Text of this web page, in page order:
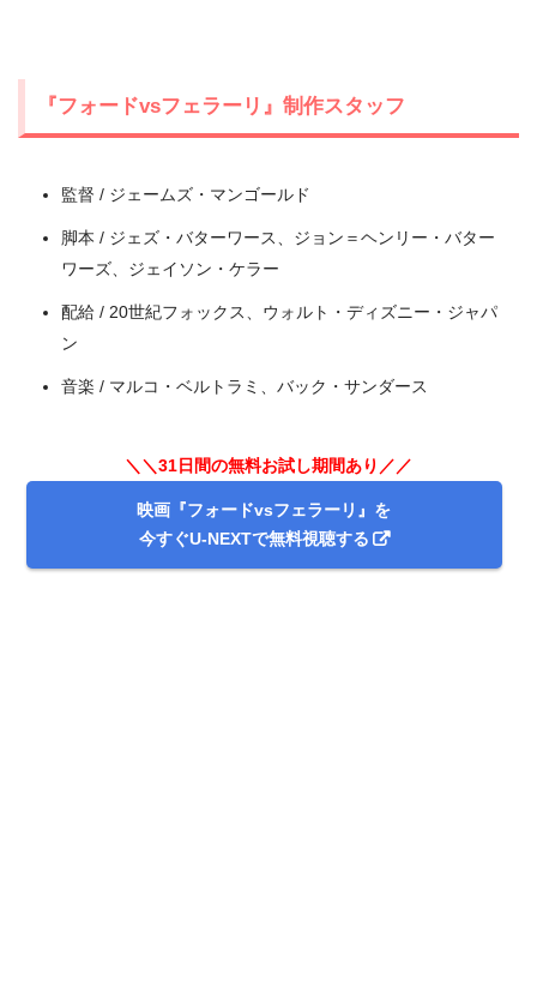
出典:U-NEXT
『フォードvsフェラーリ』制作スタッフ
監督 / ジェームズ・マンゴールド
脚本 / ジェズ・バターワース、ジョン＝ヘンリー・バター
ワーズ、ジェイソン・ケラー
配給 / 20世紀フォックス、ウォルト・ディズニー・ジャパ
ン
音楽 / マルコ・ベルトラミ、バック・サンダース
＼＼31日間の無料お試し期間あり／／
映画『フォードvsフェラーリ』を
今すぐU-NEXTで無料視聴する